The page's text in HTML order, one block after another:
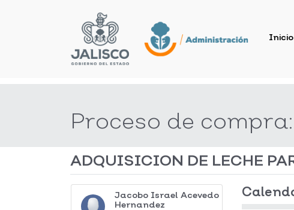
Inicio
Proceso de compra:
ADQUISICION DE LECHE
Jacobo Israel Acevedo
Hernandez